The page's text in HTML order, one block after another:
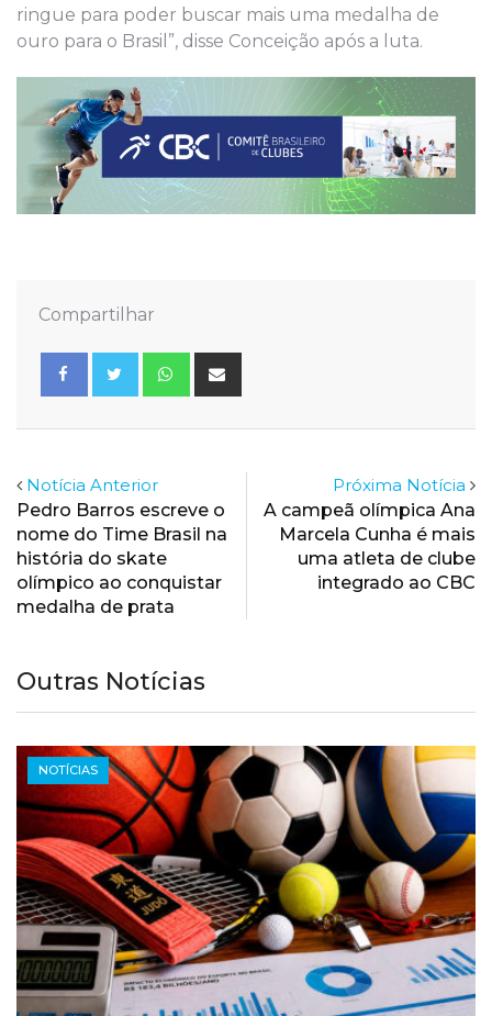
ringue para poder buscar mais uma medalha de
ouro para o Brasil”, disse Conceição após a luta.
Compartilhar
Whatsapp
Notícia Anterior
Pedro Barros escreve o
nome do Time Brasil na
história do skate
olímpico ao conquistar
medalha de prata
Próxima Notícia
A campeã olímpica Ana
Marcela Cunha é mais
uma atleta de clube
integrado ao CBC
Outras Notícias
NOTÍCIAS